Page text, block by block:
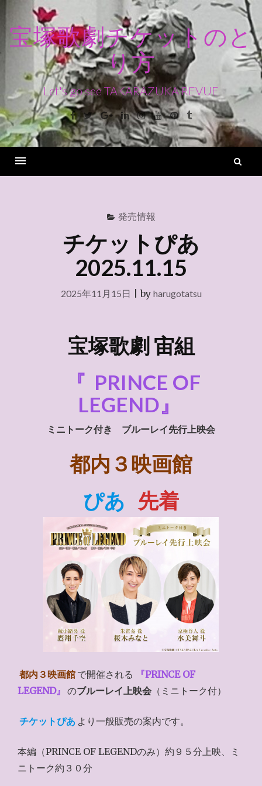
ン
ス
キ
ッ
宝塚歌劇チケットのと
り方
Let's go see TAKARAZUKA REVUE
Facebook
TwitterGoogle+LinkedinInstagram
YoutubePinterest
Tumblr
発売情報
チケットぴあ
2025.11.15
2025年11月15日 |by harugotatsu
宝塚歌劇 宙組
『 PRINCE OF
LEGEND』
ミニトーク付き ブルーレイ先行上映会
都内３映画館
ぴあ
先着
都内３映画館 で開催される
『PRINCE OF
LEGEND』
のブルーレイ上映会 （ミニトーク付）
チケットぴあ より一般販売の案内です。
本編（PRINCE OF LEGENDのみ）約９５分上映、ミ
ニトーク約３０分